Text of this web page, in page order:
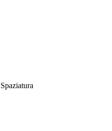
Spaziatura